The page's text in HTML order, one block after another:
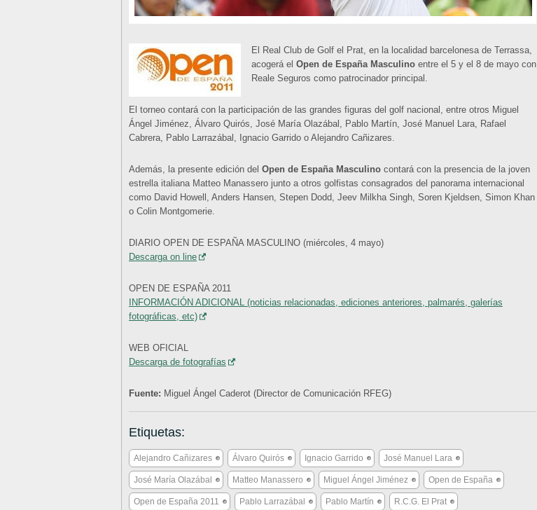
El Real Club de Golf el Prat, en la localidad barcelonesa de Terrassa,
acogerá el Open de España Masculino entre el 5 y el 8 de mayo con
Reale Seguros como patrocinador principal.
El torneo contará con la participación de las grandes figuras del golf nacional, entre otros Miguel
Ángel Jiménez, Álvaro Quirós, José María Olazábal, Pablo Martín, José Manuel Lara, Rafael
Cabrera, Pablo Larrazábal, Ignacio Garrido o Alejandro Cañizares.
Además, la presente edición del Open de España Masculino contará con la presencia de la joven
estrella italiana Matteo Manassero junto a otros golfistas consagrados del panorama internacional
como David Howell, Anders Hansen, Stepen Dodd, Jeev Milkha Singh, Soren Kjeldsen, Simon Khan
o Colin Montgomerie.
DIARIO OPEN DE ESPAÑA MASCULINO (miércoles, 4 mayo)
Descarga on line
OPEN DE ESPAÑA 2011
INFORMACIÓN ADICIONAL (noticias relacionadas, ediciones anteriores, palmarés, galerías
fotográficas, etc)
WEB OFICIAL
Descarga de fotografías
Fuente: Miguel Ángel Caderot (Director de Comunicación RFEG)
Etiquetas:
Alejandro Cañizares Álvaro Quirós Ignacio Garrido José Manuel Lara
José María Olazábal Matteo Manassero Miguel Ángel Jiménez Open de España
Open de España 2011 Pablo Larrazábal Pablo Martín R.C.G. El Prat